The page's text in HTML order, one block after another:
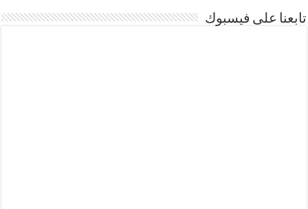
تابعنا على فيسبوك